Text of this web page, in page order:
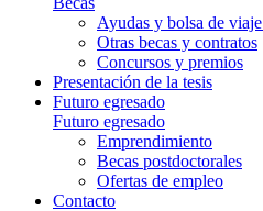
Ayudas y bolsa de
Otras becas y contratos
Concursos y premios
Presentación de la tesis
Futuro egresado
Futuro egresado
Emprendimiento
Becas postdoctorales
Ofertas de empleo
Contacto